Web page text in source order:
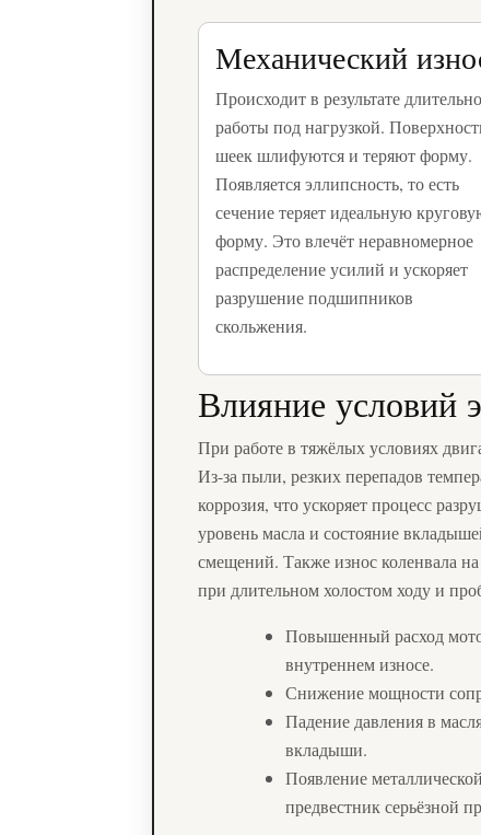
Механический
Происходит в результате
работы под нагрузкой.
шеек шлифуются и теряют форму.
Появляется эллипсность, то есть
сечение теряет идеальную
форму. Это влечёт неравномерное
распределение усилий и ускоряет
разрушение подшипников
скольжения.
Влияние условий
При работе в тяжёлых условиях
Из-за пыли, резких перепадов
коррозия, что ускоряет процесс
уровень масла и состояние
смещений. Также износ коленвала на
при длительном холостом ходу и
Повышенный расход
внутреннем износе.
Снижение мощности
Падение давления в
вкладыши.
Появление
предвестник серьёзной